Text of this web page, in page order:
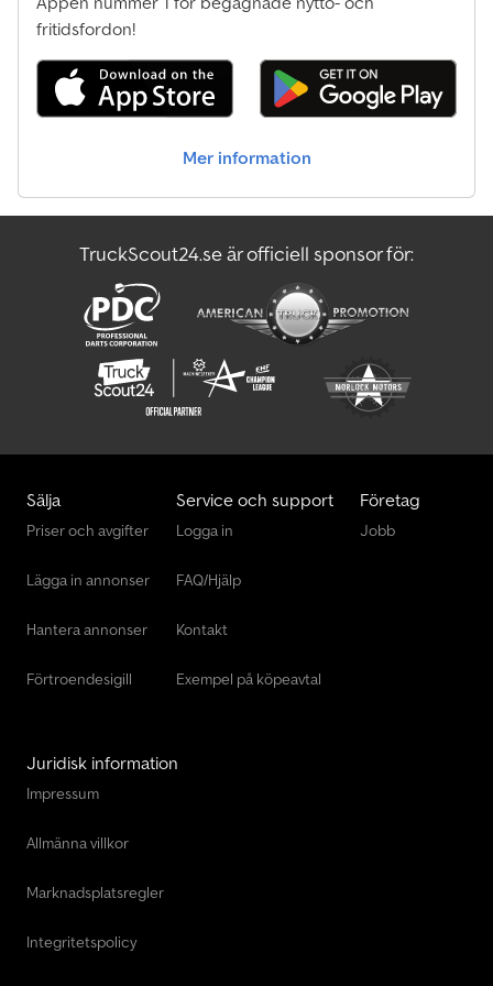
fritidsfordon!
Mer information
TruckScout24.se är officiell sponsor för:
Sälja
Priser och avgifter
Lägga in annonser
Hantera annonser
Förtroendesigill
Service och support
Logga in
FAQ/Hjälp
Kontakt
Exempel på köpeavtal
Företag
Jobb
Juridisk information
Impressum
Allmänna villkor
Marknadsplatsregler
Integritetspolicy